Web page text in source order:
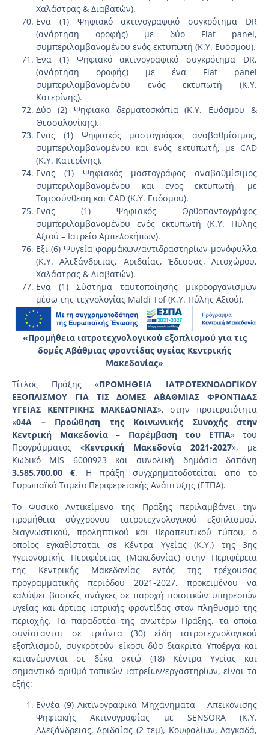
Χαλάστρας & Διαβατών).
Ενα (1) Ψηφιακό ακτινογραφικό συγκρότημα DR
(ανάρτηση οροφής) με δύο Flat panel,
συμπεριλαμβανομένου ενός εκτυπωτή (Κ.Υ. Ευόσμου).
Ένα (1) Ψηφιακό ακτινογραφικό συγκρότημα DR,
(ανάρτηση οροφής) με ένα Flat panel
συμπεριλαμβανομένου ενός εκτυπωτή (Κ.Υ.
Κατερίνης).
Δύο (2) Ψηφιακά δερματοσκόπια (Κ.Υ. Ευόσμου &
Θεσσαλονίκης).
Ενας (1) Ψηφιακός μαστογράφος αναβαθμίσιμος,
συμπεριλαμβανομένου και ενός εκτυπωτή, με CAD
(Κ.Υ. Κατερίνης).
Ενας (1) Ψηφιακός μαστογράφος αναβαθμίσιμος
συμπεριλαμβανομένου και ενός εκτυπωτή, με
Τομοσύνθεση και CAD (Κ.Υ. Ευόσμου).
Ενας (1) Ψηφιακός Ορθοπαντογράφος
συμπεριλαμβανομένου ενός εκτυπωτή (Κ.Υ. Πύλης
Αξιού – Ιατρείο Αμπελοκήπων).
Εξι (6) Ψυγεία φαρμάκων/αντιδραστηρίων μονόφυλλα
(Κ.Υ. Αλεξάνδρειας, Αριδαίας, Έδεσσας, Λιτοχώρου,
Χαλάστρας & Διαβατών).
Ενα (1) Σύστημα ταυτοποίησης μικροοργανισμών
μέσω της τεχνολογίας Maldi Tof (Κ.Υ. Πύλης Αξιού).
«Προμήθεια ιατροτεχνολογικού εξοπλισμού για τις
δομές Α΄βάθμιας φροντίδας υγείας Κεντρικής
Μακεδονίας»
Τίτλος Πράξης «ΠΡΟΜΗΘΕΙΑ ΙΑΤΡΟΤΕΧΝΟΛΟΓΙΚΟΥ
ΕΞΟΠΛΙΣΜΟΥ ΓΙΑ ΤΙΣ ΔΟΜΕΣ Α΄ΒΑΘΜΙΑΣ ΦΡΟΝΤΙΔΑΣ
ΥΓΕΙΑΣ ΚΕΝΤΡΙΚΗΣ ΜΑΚΕΔΟΝΙΑΣ», στην προτεραιότητα
«04A – Προώθηση της Κοινωνικής Συνοχής στην
Κεντρική Μακεδονία – Παρέμβαση του ΕΤΠΑ» του
Προγράμματος «Κεντρική Μακεδονία 2021-2027», με
Κωδικό MIS 6000923 και συνολική δημόσια δαπάνη
3.585.700,00 €. Η πράξη συγχρηματοδοτείται από το
Ευρωπαϊκό Ταμείο Περιφερειακής Ανάπτυξης (ΕΤΠΑ).
Το Φυσικό Αντικείμενο της Πράξης περιλαμβάνει την
προμήθεια σύγχρονου ιατροτεχνολογικού εξοπλισμού,
διαγνωστικού, προληπτικού και θεραπευτικού τύπου, ο
οποίος εγκαθίσταται σε Κέντρα Υγείας (K.Y.) της 3ης
Υγειονομικής Περιφέρειας (Μακεδονίας) στην Περιφέρεια
της Κεντρικής Μακεδονίας εντός της τρέχουσας
προγραμματικής περιόδου 2021-2027, προκειμένου να
καλύψει βασικές ανάγκες σε παροχή ποιοτικών υπηρεσιών
υγείας και άρτιας ιατρικής φροντίδας στον πληθυσμό της
περιοχής. Τα παραδοτέα της ανωτέρω Πράξης, τα οποία
συνίστανται σε τριάντα (30) είδη ιατροτεχνολογικού
εξοπλισμού, συγκροτούν είκοσι δύο διακριτά Υποέργα και
κατανέμονται σε δέκα οκτώ (18) Κέντρα Υγείας και
σημαντικό αριθμό τοπικών ιατρείων/εργαστηρίων, είναι τα
εξής:
Εννέα (9) Ακτινογραφικά Μηχάνηματα – Απεικόνισης
Ψηφιακής Ακτινογραφίας με SENSORA (Κ.Υ.
Αλεξάνδρειας, Αριδαίας (2 τεμ), Κουφαλίων, Λαγκαδά,